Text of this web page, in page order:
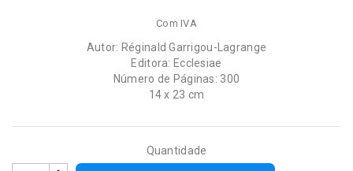
Com IVA
Autor: Réginald Garrigou-Lagrange
Editora: Ecclesiae
Número de Páginas: 300
14 x 23 cm
Quantidade